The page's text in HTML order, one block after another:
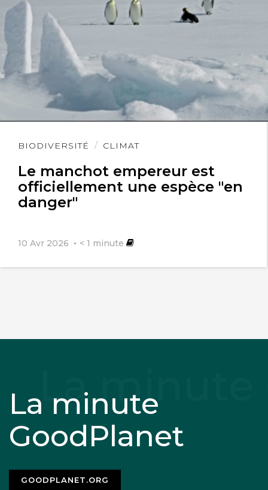
BIODIVERSITÉ CLIMAT
Le manchot empereur est
officiellement une espèce "en
danger"
10 Avr 2026 < 1 minute
Lire
La minute
GoodPlanet
GOODPLANET.ORG